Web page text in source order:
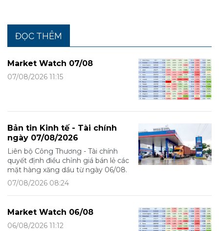
ĐỌC THÊM
Market Watch 07/08
07/08/2026 11:15
Bản tin Kinh tế - Tài chính
ngày 07/08/2026
Liên bộ Công Thương - Tài chính
quyết định điều chỉnh giá bán lẻ các
mặt hàng xăng dầu từ ngày 06/08.
07/08/2026 08:24
Market Watch 06/08
06/08/2026 11:12